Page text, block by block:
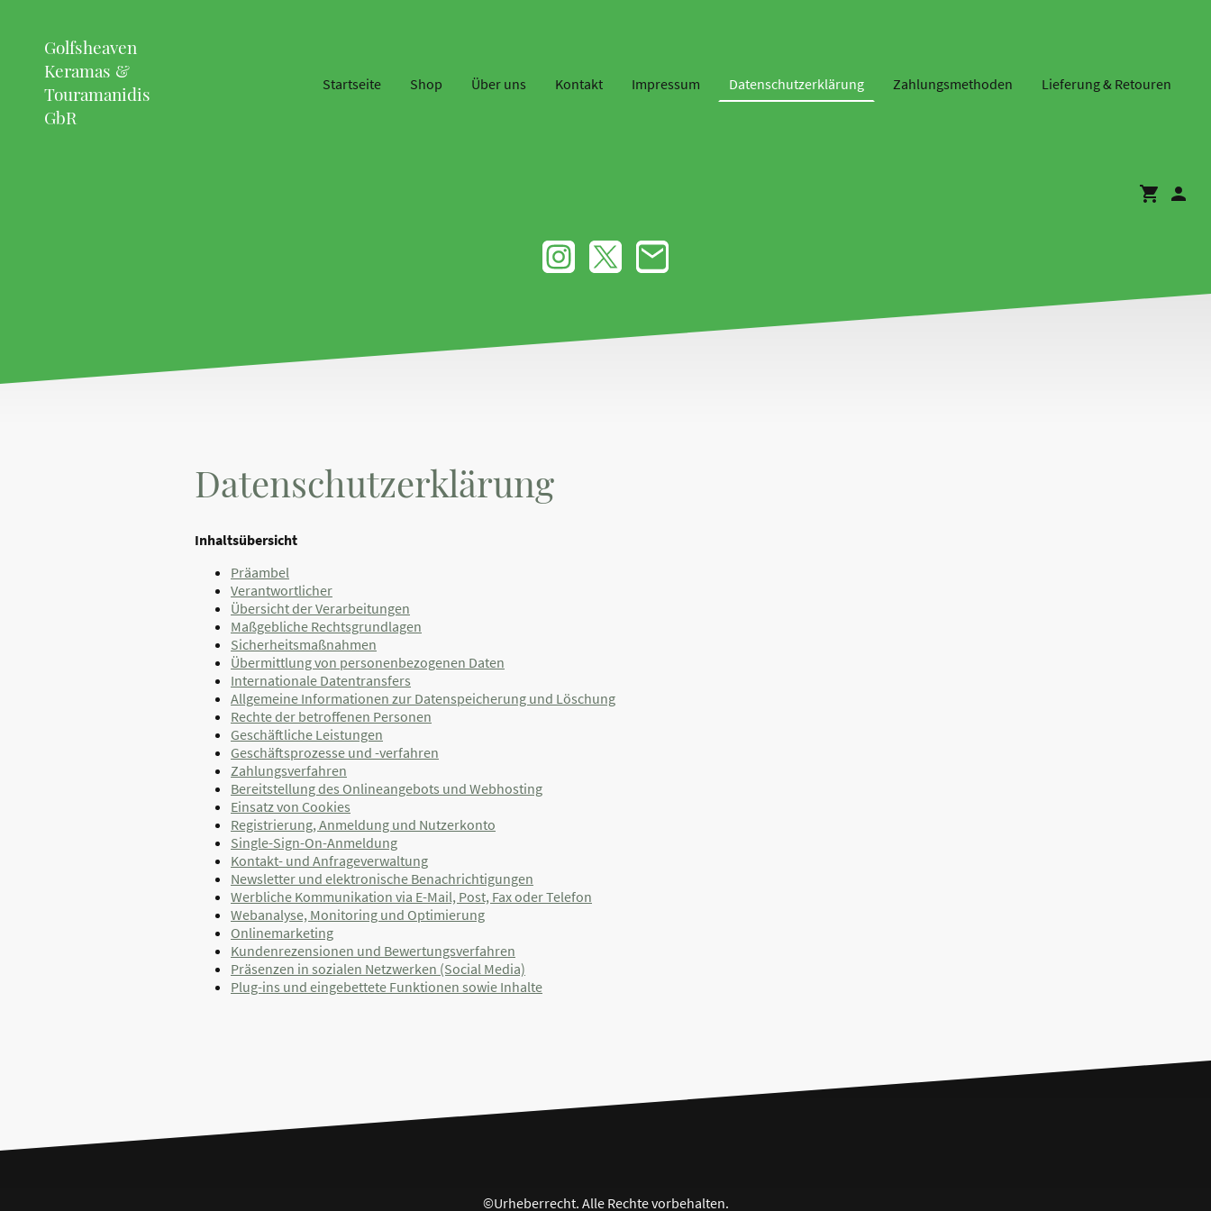
Golfsheaven
Keramas &
Touramanidis
GbR
Startseite Shop Über uns Kontakt Impressum Datenschutzerklärung Zahlungsmethoden Lieferung & Retouren
Datenschutzerklärung
Inhaltsübersicht
Präambel
Verantwortlicher
Übersicht der Verarbeitungen
Maßgebliche Rechtsgrundlagen
Sicherheitsmaßnahmen
Übermittlung von personenbezogenen Daten
Internationale Datentransfers
Allgemeine Informationen zur Datenspeicherung und Löschung
Rechte der betroffenen Personen
Geschäftliche Leistungen
Geschäftsprozesse und -verfahren
Zahlungsverfahren
Bereitstellung des Onlineangebots und Webhosting
Einsatz von Cookies
Registrierung, Anmeldung und Nutzerkonto
Single-Sign-On-Anmeldung
Kontakt- und Anfrageverwaltung
Newsletter und elektronische Benachrichtigungen
Werbliche Kommunikation via E-Mail, Post, Fax oder Telefon
Webanalyse, Monitoring und Optimierung
Onlinemarketing
Kundenrezensionen und Bewertungsverfahren
Präsenzen in sozialen Netzwerken (Social Media)
Plug-ins und eingebettete Funktionen sowie Inhalte
©Urheberrecht. Alle Rechte vorbehalten.